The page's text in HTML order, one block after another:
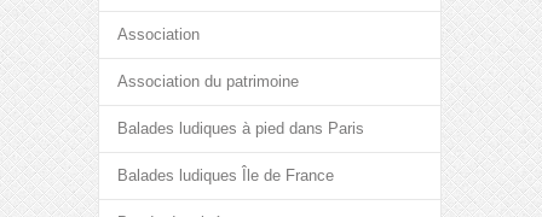
Association
Association du patrimoine
Balades ludiques à pied dans Paris
Balades ludiques Île de France